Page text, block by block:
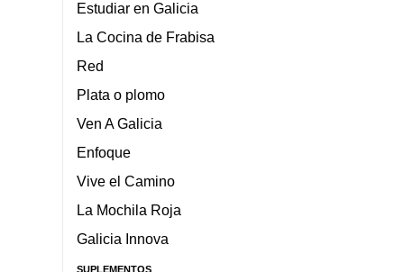
Estudiar en Galicia
La Cocina de Frabisa
Red
Plata o plomo
Ven A Galicia
Enfoque
Vive el Camino
La Mochila Roja
Galicia Innova
SUPLEMENTOS